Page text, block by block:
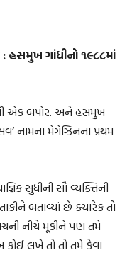
હસમુખ ગાંધીનો ૧૯૮૮માં
એક બપોર. અને હસમુખ
નામના મેગેઝિનના પ્રથમ
સુધીની સૌ વ્યક્તિની
બતાવ્યાં છે ક્યારેક તો
નીચે મૂકીને પણ તમે
કોઈ લખે તો તો તમે કેવા